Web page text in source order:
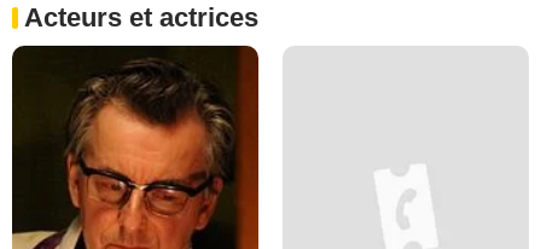
Acteurs et actrices